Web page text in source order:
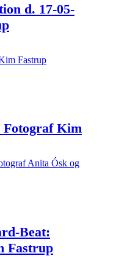
d. 17-05-
Fotograf Kim
Beat:
Fastrup